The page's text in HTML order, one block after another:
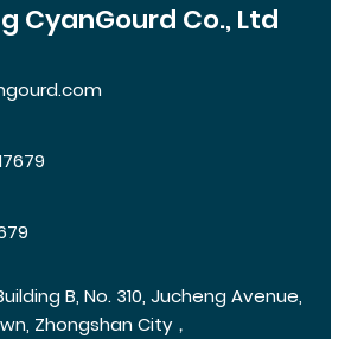
CyanGourd Co., Ltd
B, No. 310, Jucheng Avenue,
Zhongshan City，